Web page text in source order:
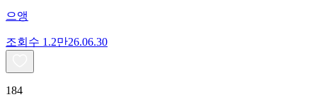
으앵
조회수 1.2만26.06.30
184